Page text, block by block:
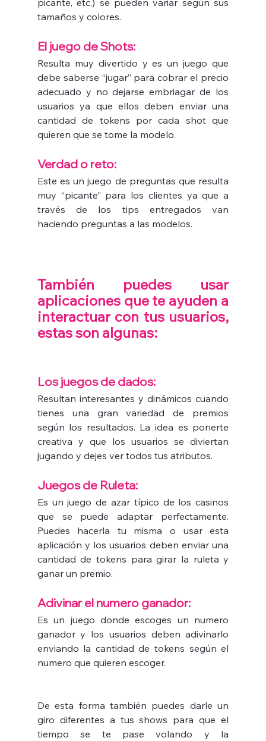
tamaños y colores.
El juego de Shots:
Resulta muy divertido y es un juego que
debe saberse “jugar” para cobrar el precio
adecuado y no dejarse embriagar de los
usuarios ya que ellos deben enviar una
cantidad de tokens por cada shot que
quieren que se tome la modelo.
Verdad o reto:
Este es un juego de preguntas que resulta
muy “picante” para los clientes ya que a
través de los tips entregados van
haciendo preguntas a las modelos.
También puedes usar
aplicaciones que te ayuden a
interactuar con tus usuarios,
estas son algunas:
Los juegos de dados:
Resultan interesantes y dinámicos cuando
tienes una gran variedad de premios
según los resultados. La idea es ponerte
creativa y que los usuarios se diviertan
jugando y dejes ver todos tus atributos.
Juegos de Ruleta:
Es un juego de azar típico de los casinos
que se puede adaptar perfectamente.
Puedes hacerla tu misma o usar esta
aplicación y los usuarios deben enviar una
cantidad de tokens para girar la ruleta y
ganar un premio.
Adivinar el numero ganador:
Es un juego donde escoges un numero
ganador y los usuarios deben adivinarlo
enviando la cantidad de tokens según el
numero que quieren escoger.
De esta forma también puedes darle un
giro diferentes a tus shows para que el
tiempo se te pase volando y la